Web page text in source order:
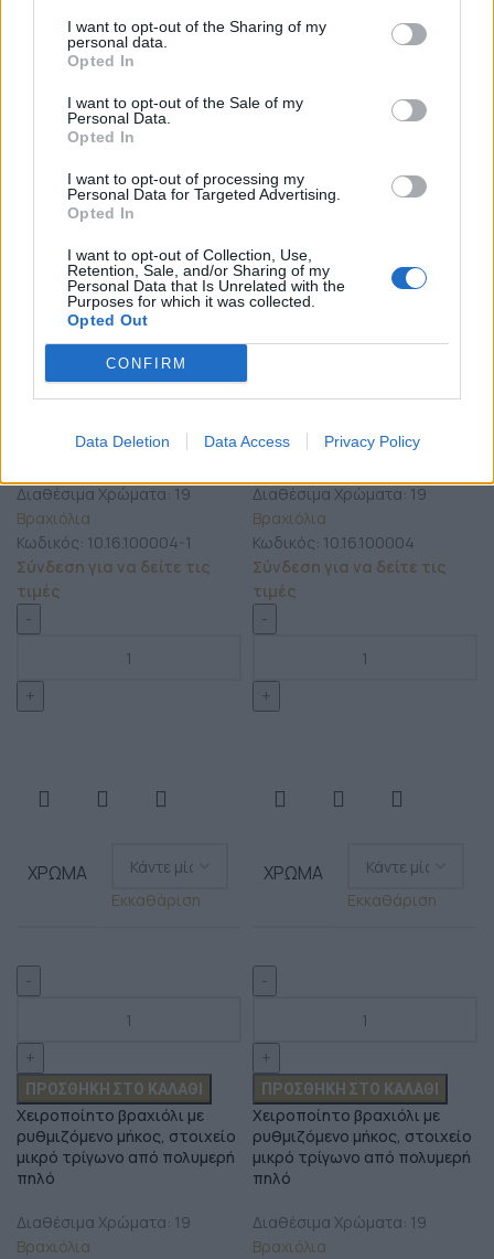
I want to opt-out of the Sharing of my
personal data.
Opted In
I want to opt-out of the Sale of my
Personal Data.
Opted In
I want to opt-out of processing my
Personal Data for Targeted Advertising.
Opted In
I want to opt-out of Collection, Use,
Retention, Sale, and/or Sharing of my
Personal Data that Is Unrelated with the
Purposes for which it was collected.
Opted Out
CONFIRM
Data Deletion Data Access Privacy Policy
ΧΡΏΜΑ
Εκκαθάριση
ΠΡΟΣΘΉΚΗ ΣΤΟ ΚΑΛΆΘΙ
Χειροποίητο βραχιόλι με
μικρό οβάλ από πολυμερή
Διαθέσιμα Χρώματα: 19
Βραχιόλια
Κωδικός: 10.16.100004-1
Σύνδεση για να δείτε τις
τιμές
Εκκαθάριση
μικρό οβάλ από πολυμερή
πηλό
Διαθέσιμα Χρώματα: 19
Βραχιόλια
Κωδικός: 10.16.100004
Σύνδεση για να δείτε τις
τιμές
ΧΡΏΜΑ
Εκκαθάριση
ΠΡΟΣΘΉΚΗ ΣΤΟ ΚΑΛΆΘΙ
Χειροποίητο βραχιόλι με
ρυθμιζόμενο μήκος, στοιχείο
μικρό τρίγωνο από πολυμερή
πηλό
Διαθέσιμα Χρώματα: 19
Βραχιόλια
ΧΡΏΜΑ
Εκκαθάριση
ΠΡΟΣΘΉΚΗ ΣΤΟ ΚΑΛΆΘΙ
Χειροποίητο βραχιόλι με
ρυθμιζόμενο μήκος, στοιχείο
μικρό τρίγωνο από πολυμερή
πηλό
Διαθέσιμα Χρώματα: 19
Βραχιόλια